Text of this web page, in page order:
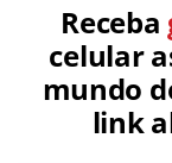
Receba
celular
mundo
link